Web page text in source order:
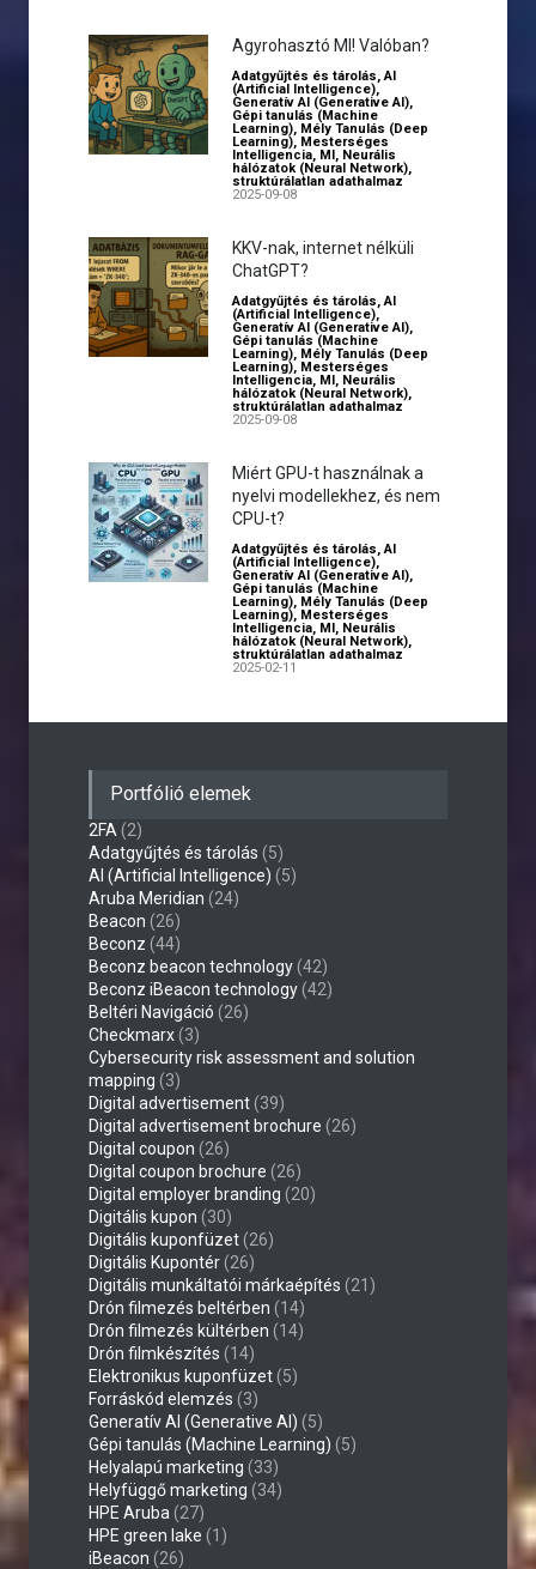
Agyrohasztó MI! Valóban?
Adatgyűjtés és tárolás,AI
(Artificial Intelligence),
Generatív AI (Generative AI),
Gépi tanulás (Machine
Learning), Mély Tanulás (Deep
Learning), Mesterséges
Intelligencia, MI, Neurális
hálózatok (Neural Network),
struktúrálatlan adathalmaz
2025-09-08
KKV-nak, internet nélküli
ChatGPT?
Adatgyűjtés és tárolás,AI
(Artificial Intelligence),
Generatív AI (Generative AI),
Gépi tanulás (Machine
Learning), Mély Tanulás (Deep
Learning), Mesterséges
Intelligencia, MI, Neurális
hálózatok (Neural Network),
struktúrálatlan adathalmaz
2025-09-08
Miért GPU-t használnak a
nyelvi modellekhez, és nem
CPU-t?
Adatgyűjtés és tárolás,AI
(Artificial Intelligence),
Generatív AI (Generative AI),
Gépi tanulás (Machine
Learning), Mély Tanulás (Deep
Learning), Mesterséges
Intelligencia, MI, Neurális
hálózatok (Neural Network),
struktúrálatlan adathalmaz
2025-02-11
Portfólió elemek
2FA (2)
Adatgyűjtés és tárolás (5)
AI (Artificial Intelligence) (5)
Aruba Meridian (24)
Beacon (26)
Beconz (44)
Beconz beacon technology(42)
Beconz iBeacon technology(42)
Beltéri Navigáció (26)
Checkmarx(3)
Cybersecurity risk assessment and solution
mapping (3)
Digital advertisement(39)
Digital advertisement brochure (26)
Digital coupon (26)
Digital coupon brochure (26)
Digital employer branding (20)
Digitális kupon (30)
Digitális kuponfüzet(26)
Digitális Kupontér(26)
Digitális munkáltatói márkaépítés (21)
Drón filmezés beltérben (14)
Drón filmezés kültérben (14)
Drón filmkészítés (14)
Elektronikus kuponfüzet(5)
Forráskód elemzés (3)
Generatív AI (Generative AI) (5)
Gépi tanulás (Machine Learning) (5)
Helyalapú marketing (33)
Helyfüggő marketing (34)
HPE Aruba (27)
HPE green lake (1)
iBeacon (26)